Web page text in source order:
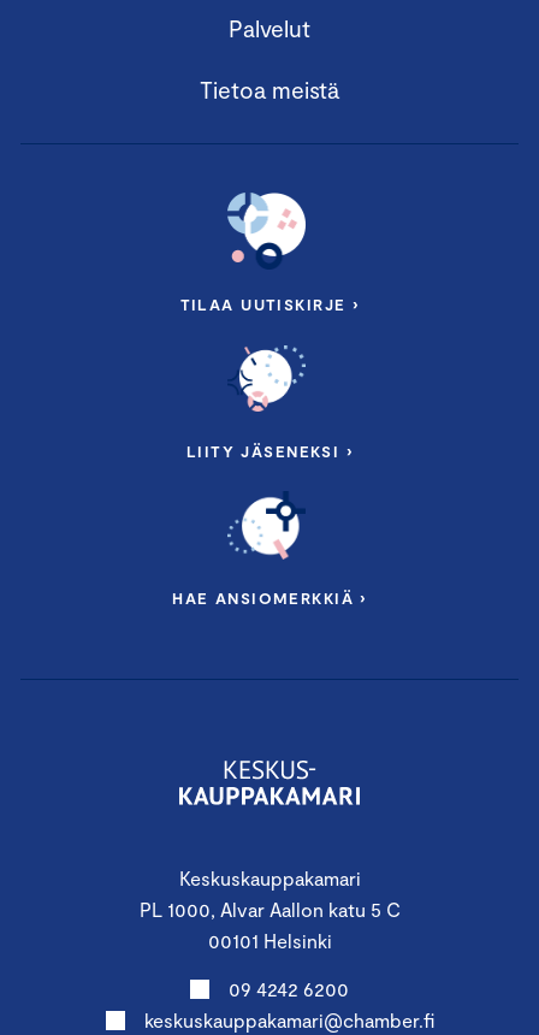
Keskuskauppakamari
PL 1000, Alvar Aallon katu 5 C
00101 Helsinki
09 4242 6200
keskuskauppakamari@chamber.fi
Palvelut
Tietoa meistä
TILAA UUTISKIRJE ›
LIITY JÄSENEKSI ›
HAE ANSIOMERKKIÄ ›